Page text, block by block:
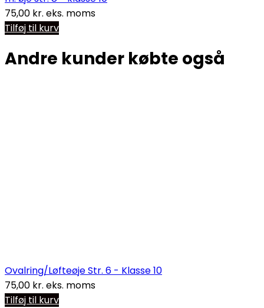
75,00 kr. eks. moms
Tilføj til kurv
Andre kunder købte også
Ovalring/Løfteøje Str. 6 - Klasse 10
75,00 kr. eks. moms
Tilføj til kurv